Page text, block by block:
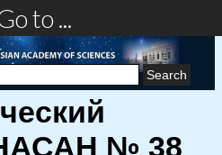
to ...
№ 38